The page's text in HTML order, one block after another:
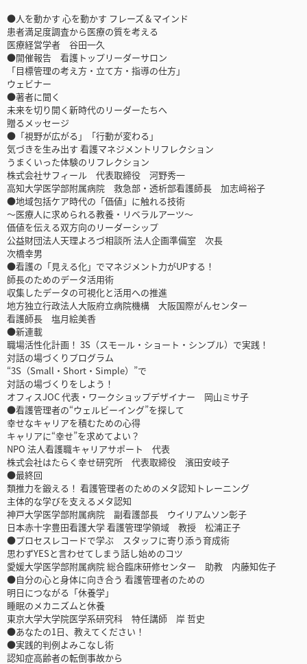
●人を動かす 心を動かす フレーズ＆マインド
患者満足度調査から医療の質を考える
医療経営学者 谷田一久
●開催報告 看護トップリーダーサロン
「目標管理の考え方・立て方・指導の仕方」
ウェビナー
●著者に聞く
未来を切り開く新時代のリーダーたちへ
贈るメッセージ
●「視野が広がる」「行動が変わる」
気づきを生み出す 看護マネジメントリフレクション
うまくいった体験のリフレクション
株式会社サフィール 代表取締役 河野秀一
高知大学医学部附属病院 救急部・透析部看護師長 加志﨑裕子
●地域包括ケア時代の「価値」に触れる技術
～医療人に求められる教養・リベラルアーツ～
価値を伝える双方向のリーダーシップ
公益財団法人天理よろづ相談所 法人企画準備室 次長
次橋幸男
●看護の「見える化」でマネジメント力がUPする！
師長のためのデータ活用術
収集したデータの可視化と活用への推進
地方独立行政法人大阪府立病院機構 大阪国際がんセンター
看護師長 塩月絵美香
●新連載
職場活性化計画！ 3S（スモール・ショート・シンプル）で実践！
対話の場づくりプログラム
“3S（Small・Short・Simple）”で
対話の場づくりをしよう！
オフィスJOC 代表・ワークショップデザイナー 岡山ミサ子
●看護管理者の“ウェルビーイング”を探して
幸せなキャリアを積むための心得
キャリアに“幸せ”を求めてよい？
NPO 法人看護職キャリアサポート 代表
株式会社はたらく幸せ研究所 代表取締役 濱田安岐子
●最終回
類推力を鍛える！ 看護管理者のためのメタ認知トレーニング
主体的な学びを支えるメタ認知
神戸大学医学部附属病院 副看護部長 ウイリアムソン彰子
日本赤十字豊田看護大学 看護管理学領域 教授 松浦正子
●プロセスレコードで学ぶ スタッフに寄り添う育成術
思わずYESと言わせてしまう話し始めのコツ
愛媛大学医学部附属病院 総合臨床研修センター 助教 内藤知佐子
●自分の心と身体に向き合う 看護管理者のための
明日につながる「休養学」
睡眠のメカニズムと休養
東京大学大学院医学系研究科 特任講師 岸 哲史
●あなたの1日、教えてください！
●実践的判例よみこなし術
認知症高齢者の転倒事故から